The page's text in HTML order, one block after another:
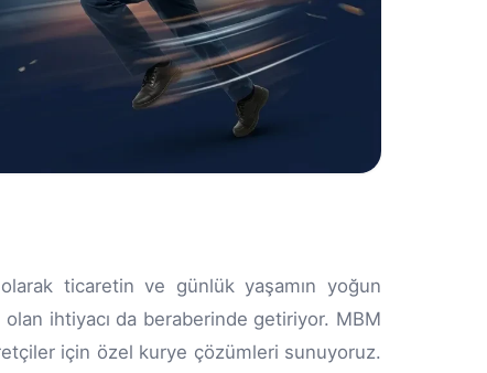
ticaretin ve günlük yaşamın yoğun
ihtiyacı da beraberinde getiriyor. MBM
için özel kurye çözümleri sunuyoruz.